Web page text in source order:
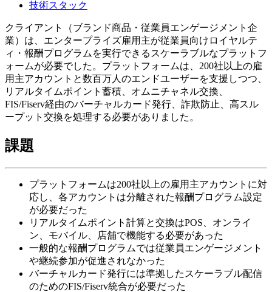
技術スタック
クライアント（ブランド商品・従業員エンゲージメント企
業）は、エンタープライズ雇用主が従業員向けロイヤルテ
ィ・報酬プログラムを実行できるスケーラブルなプラットフ
ォームが必要でした。プラットフォームは、200社以上の雇
用主アカウントと数百万人のエンドユーザーを支援しつつ、
リアルタイムポイント蓄積、オムニチャネル交換、
FIS/Fiserv経由のバーチャルカード発行、詐欺防止、高スル
ープット交換を処理する必要がありました。
課題
プラットフォームは200社以上の雇用主アカウントに対
応し、各アカウントは分離された報酬プログラム設定
が必要だった
リアルタイムポイント計算と交換はPOS、オンライ
ン、モバイル、店舗で機能する必要があった
一般的な報酬プログラムでは従業員エンゲージメント
や継続参加が促進されなかった
バーチャルカード発行には準拠したスケーラブル配信
のためのFIS/Fiserv統合が必要だった